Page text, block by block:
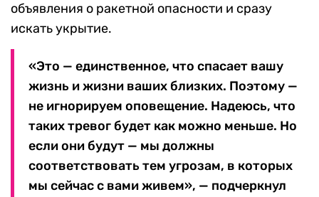
объявления о ракетной опасности и сразу
искать укрытие.
«Это — единственное, что спасает вашу
жизнь и жизни ваших близких. Поэтому —
не игнорируем оповещение. Надеюсь, что
таких тревог будет как можно меньше. Но
если они будут — мы должны
соответствовать тем угрозам, в которых
мы сейчас с вами живем», — подчеркнул